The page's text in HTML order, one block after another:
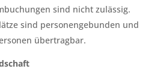
sind nicht zulässig.
sind personengebunden und
übertragbar.